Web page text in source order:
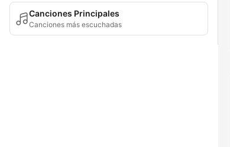
Canciones Principales
Canciones más escuchadas